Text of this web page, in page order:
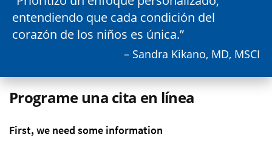
entendiendo que cada condición del
corazón de los niños es única.
– Sandra Kikano, MD, MSCI
Programe una cita en línea